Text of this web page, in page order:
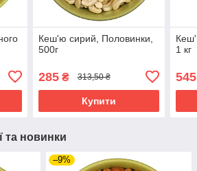
Кеш'ю сирий, Половинки,
500г
285₴ 313,50 ₴
Купити
1 кг
545
та новинки
–9%